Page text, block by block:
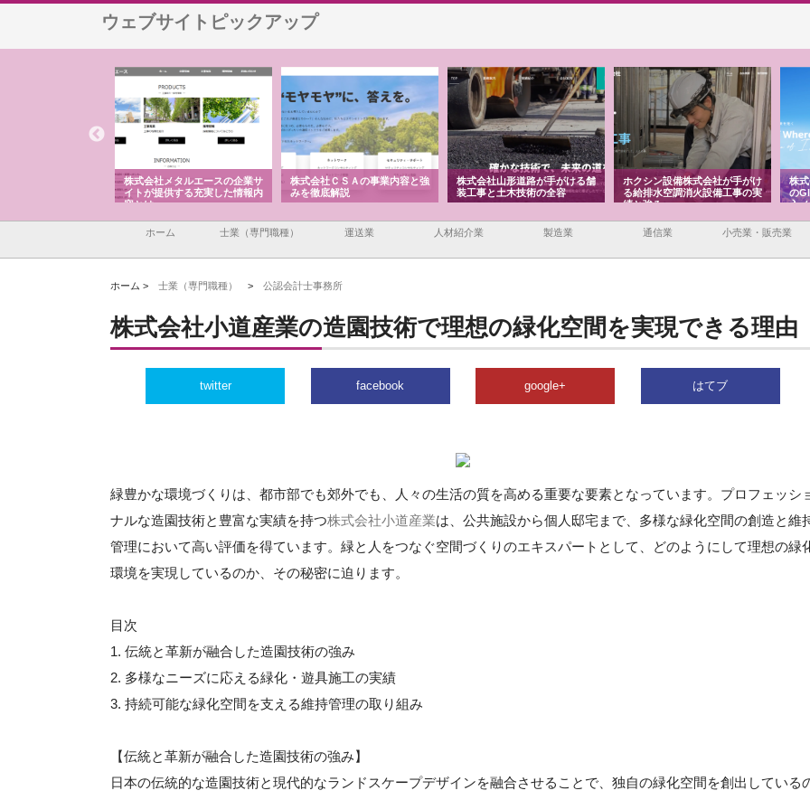
ウェブサイトピックアップ
株式会社メタルエースの企業サ
イトが提供する充実した情報内
容とは
株式会社ＣＳＡの事業内容と強
みを徹底解説
株式会社山形道路が手がける舗
装工事と土木技術の全容
ホクシン設備株式会社が手がけ
る給排水空調消火設備工事の実
績と強み
株
の
入
ホーム 士業（専門職種） 運送業 人材紹介業 製造業 通信業 小売業・販売業
ホーム > 士業（専門職種） > 公認会計士事務所
株式会社小道産業の造園技術で理想の緑化空間を実現できる理由
twitter facebook google+ はてブ
緑豊かな環境づくりは、都市部でも郊外でも、人々の生活の質を高める重要な要素となっています。プロフェッシ
ナルな造園技術と豊富な実績を持つ株式会社小道産業は、公共施設から個人邸宅まで、多様な緑化空間の創造と維
管理において高い評価を得ています。緑と人をつなぐ空間づくりのエキスパートとして、どのようにして理想の緑
環境を実現しているのか、その秘密に迫ります。
目次
1. 伝統と革新が融合した造園技術の強み
2. 多様なニーズに応える緑化・遊具施工の実績
3. 持続可能な緑化空間を支える維持管理の取り組み
【伝統と革新が融合した造園技術の強み】
日本の伝統的な造園技術と現代的なランドスケープデザインを融合させることで、独自の緑化空間を創出している